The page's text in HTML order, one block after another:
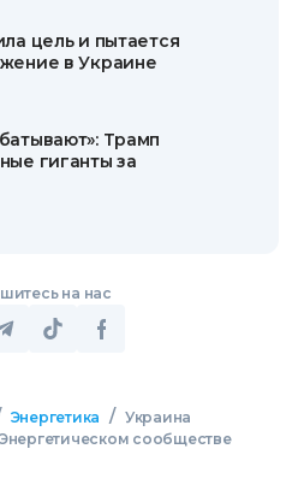
цель и пытается
в Украине
Трамп
гиганты за
на нас
Энергетика / Украина
сообществе